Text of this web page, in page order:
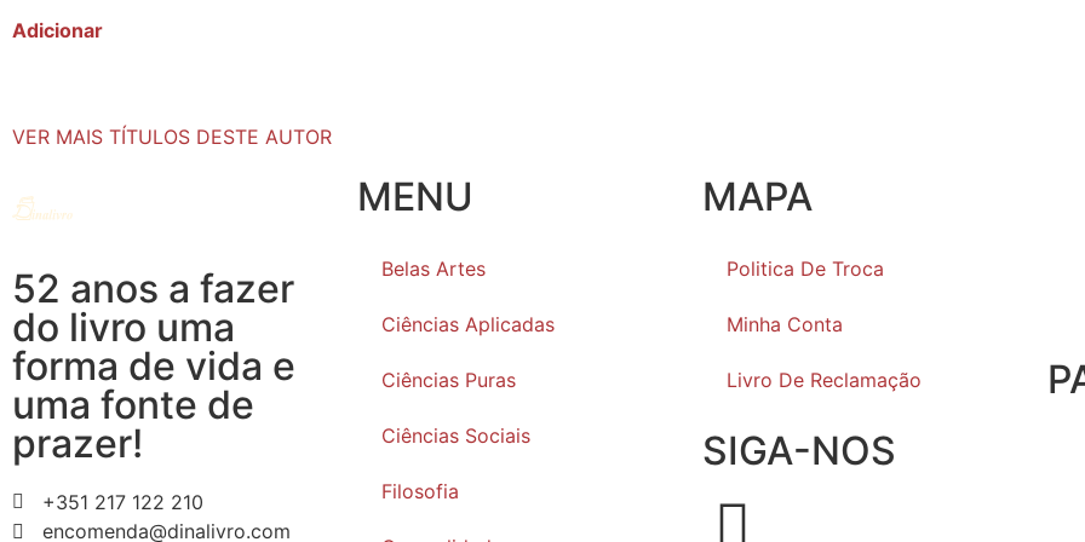
Adicionar
VER MAIS TÍTULOS DESTE AUTOR
52 anos a fazer
do livro uma
forma de vida e
uma fonte de
prazer!
+351 217 122 210
encomenda@dinalivro.com
MENU
Belas Artes
Ciências Aplicadas
Ciências Puras
Ciências Sociais
Filosofia
MAPA
Politica De Troca
Minha Conta
Livro De Reclamação
SIGA-NOS